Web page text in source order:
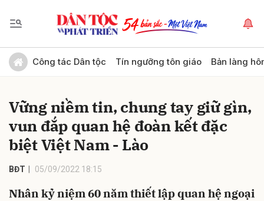
Công tác Dân tộc Tín ngưỡng tôn giáo Bản làng
Vững niềm tin, chung tay giữ gìn,
vun đắp quan hệ đoàn kết đặc
biệt Việt Nam - Lào
BĐT 05/09/2022 18:15
Nhân kỷ niệm 60 năm thiết lập quan hệ ngoại
Gửi bình luận